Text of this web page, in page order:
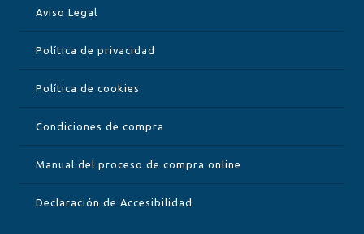
Aviso Legal
Política de privacidad
Política de cookies
Condiciones de compra
Manual del proceso de compra online
Declaración de Accesibilidad